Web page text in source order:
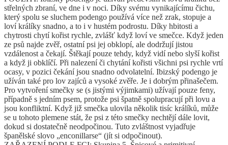
střelných zbraní, ve dne i v noci. Díky svému vynikajícímu čichu,
který spolu se sluchem podengo používá více než zrak, stopuje a
loví králíky snadno, a to i v hustém podrostu. Díky hbitosti a
chytrosti chytí kořist rychle, zvlášť když loví ve smečce. Když jeden
ze psů najde zvěř, ostatní psi jej obklopí, ale dodržují jistou
vzdálenost a čekají. Štěkají pouze tehdy, když vidí nebo slyší kořist
a když ji obklíčí. Při nalezení či chytání kořisti všichni psi rychle vrtí
ocasy, v pozici čekání jsou snadno odvolatelní. Ibizský podengo je
užíván také pro lov zajíců a vysoké zvěře. Je i dobrým přinašečem.
Pro vytvoření smečky se (s jistými výjimkami) užívají pouze feny,
případně s jedním psem, protože psi špatně spolupracují při lovu a
jsou konfliktní. Když již smečka ulovila několik tisíc králíků, může
se u tohoto plemene stát, že psi z této smečky nechtějí dále lovit,
dokud si dostatečně neodpočinou. Tuto zvláštnost vyjadřuje
španělské slovo „enconillarse“ (jít si odpočinout).